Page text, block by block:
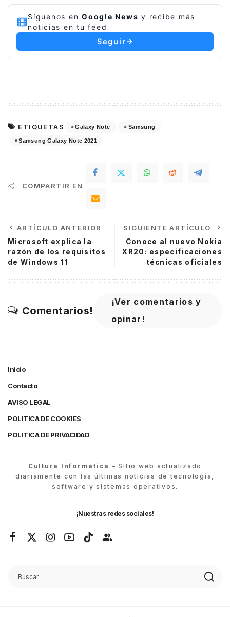
Síguenos en Google News y recibe más
noticias en tu feed
Seguir
ETIQUETAS Galaxy Note Samsung
Samsung Galaxy Note 2021
COMPARTIR EN
ARTÍCULO ANTERIOR
Microsoft explica la
razón de los requisitos
de Windows 11
SIGUIENTE ARTÍCULO
Conoce al nuevo Nokia
XR20: especificaciones
técnicas oficiales
Comentarios!
¡Ver comentarios y
opinar!
Inicio
Contacto
AVISO LEGAL
POLITICA DE COOKIES
POLITICA DE PRIVACIDAD
Cultura Informática – Sitio web actualizado
diariamente con las últimas noticias de tecnología,
software y sistemas operativos.
¡Nuestras redes sociales!